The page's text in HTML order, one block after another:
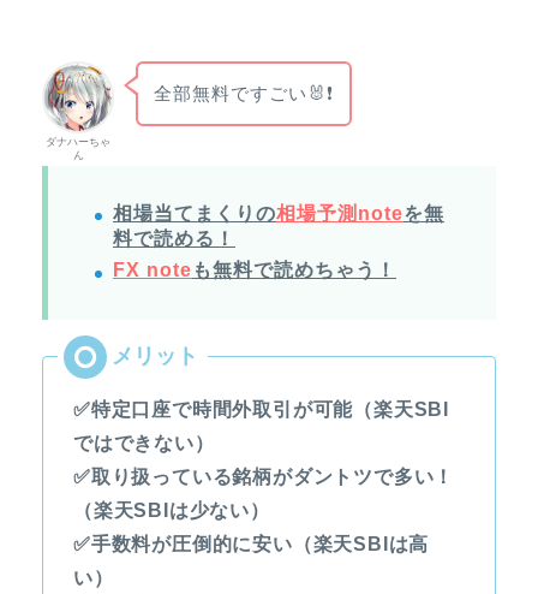
ダナハーちゃ
ん
全部無料ですごい🐰❗
相場当てまくりの相場予測noteを無
料で読める！
FX note も無料で読めちゃう！
✅特定口座で時間外取引が可能（楽天SBI
ではできない）
✅取り扱っている銘柄がダントツで多い！
（楽天SBIは少ない）
✅手数料が圧倒的に安い（楽天SBIは高
い）